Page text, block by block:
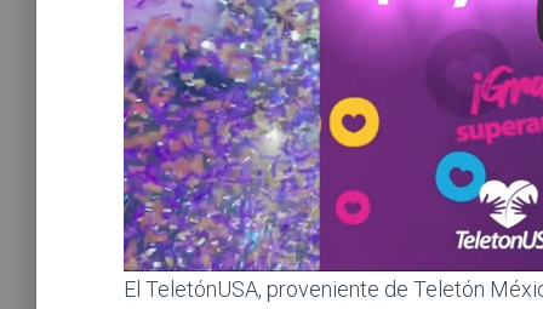
El TeletónUSA, proveniente de Teletón